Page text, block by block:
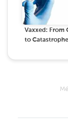
Vaxxed: From
to Catastrophe